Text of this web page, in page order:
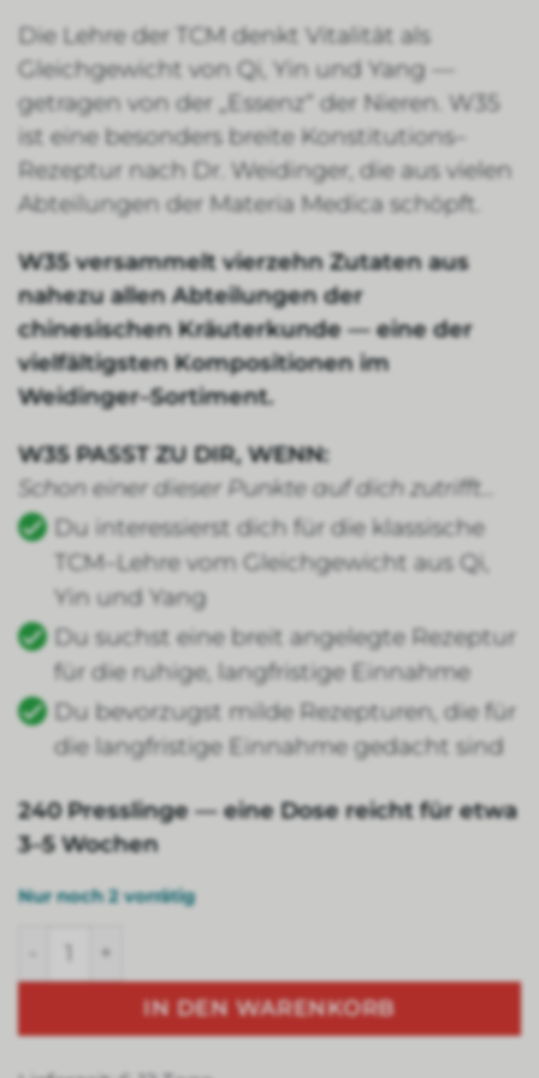
Die Lehre der TCM denkt Vitalität als
Gleichgewicht von Qi, Yin und Yang —
getragen von der „Essenz“ der Nieren. W35
ist eine besonders breite Konstitutions–
Rezeptur nach Dr. Weidinger, die aus vielen
Abteilungen der Materia Medica schöpft.
W35 versammelt vierzehn Zutaten aus
nahezu allen Abteilungen der
chinesischen Kräuterkunde — eine der
vielfältigsten Kompositionen im
Weidinger–Sortiment.
W35 PASST ZU DIR, WENN:
Schon einer dieser Punkte auf dich zutrifft…
Du interessierst dich für die klassische
TCM–Lehre vom Gleichgewicht aus Qi,
Yin und Yang
Du suchst eine breit angelegte Rezeptur
für die ruhige, langfristige Einnahme
Du bevorzugst milde Rezepturen, die für
die langfristige Einnahme gedacht sind
240 Presslinge — eine Dose reicht für etwa
3–5 Wochen
Nur noch 2 vorrätig
Weidinger W35 — Forever young Menge
IN DEN WARENKORB